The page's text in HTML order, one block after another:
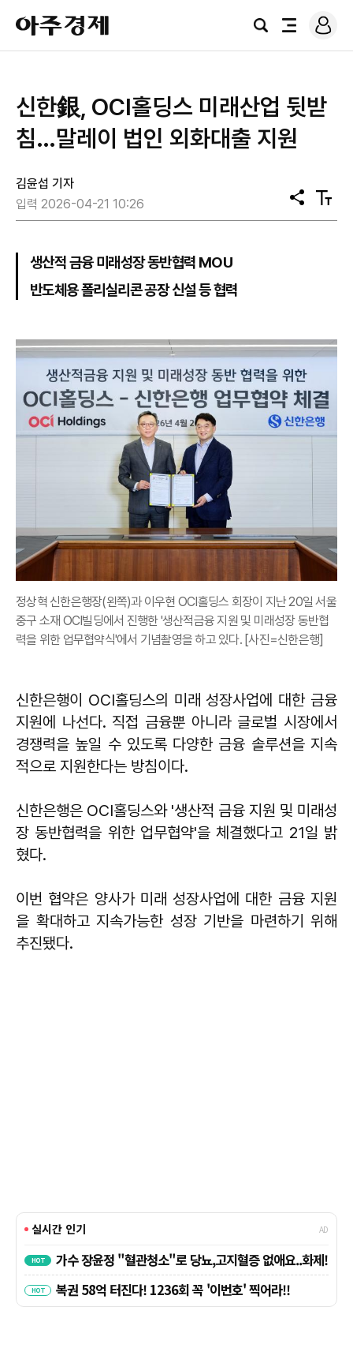
아
주
경
검
전
로
그
신한銀, OCI홀딩스 미래산업 뒷받
침…말레이 법인 외화대출 지원
김윤섭 기자
입력 2026-04-21 10:26
공
유
텍
스
생산적 금융 미래성장 동반협력 MOU
반도체용 폴리실리콘 공장 신설 등 협력
정상혁 신한은행장(왼쪽)과 이우현 OCI홀딩스 회장이 지난 20일 서울
중구 소재 OCI빌딩에서 진행한 '생산적금융 지원 및 미래성장 동반협
력을 위한 업무협약식'에서 기념촬영을 하고 있다. [사진=신한은행]
신한은행이 OCI홀딩스의 미래 성장사업에 대한 금융
지원에 나선다. 직접 금융뿐 아니라 글로벌 시장에서
경쟁력을 높일 수 있도록 다양한 금융 솔루션을 지속
적으로 지원한다는 방침이다.
신한은행은 OCI홀딩스와 '생산적 금융 지원 및 미래성
장 동반협력을 위한 업무협약'을 체결했다고 21일 밝
혔다.
이번 협약은 양사가 미래 성장사업에 대한 금융 지원
을 확대하고 지속가능한 성장 기반을 마련하기 위해
추진됐다.